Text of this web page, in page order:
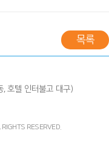
목록
호텔 인터불고 대구)
RIGHTS RESERVED.